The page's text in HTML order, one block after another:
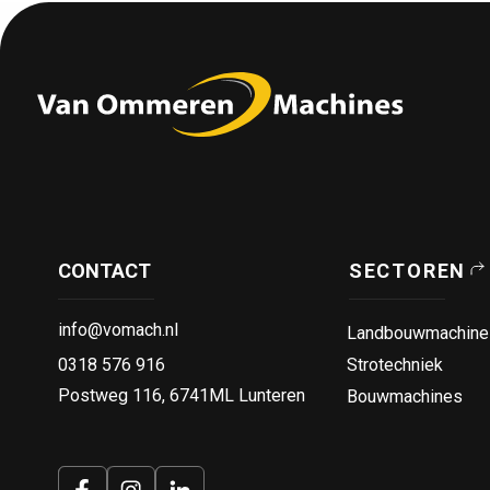
CONTACT
info@vomach.nl
0318 576 916
Postweg 116, 6741ML Lunteren
SECTOREN
Strotechniek
Bouwmachines